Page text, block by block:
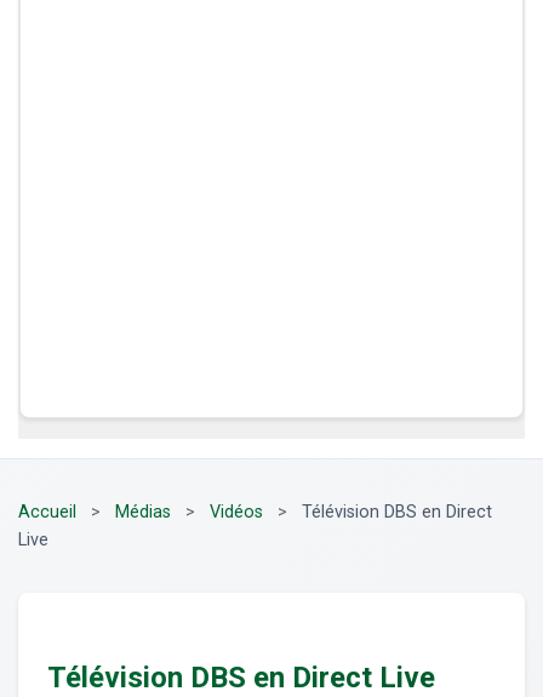
Accueil > Médias > Vidéos >
Télévision DBS en Direct
Live
Télévision DBS en Direct Live